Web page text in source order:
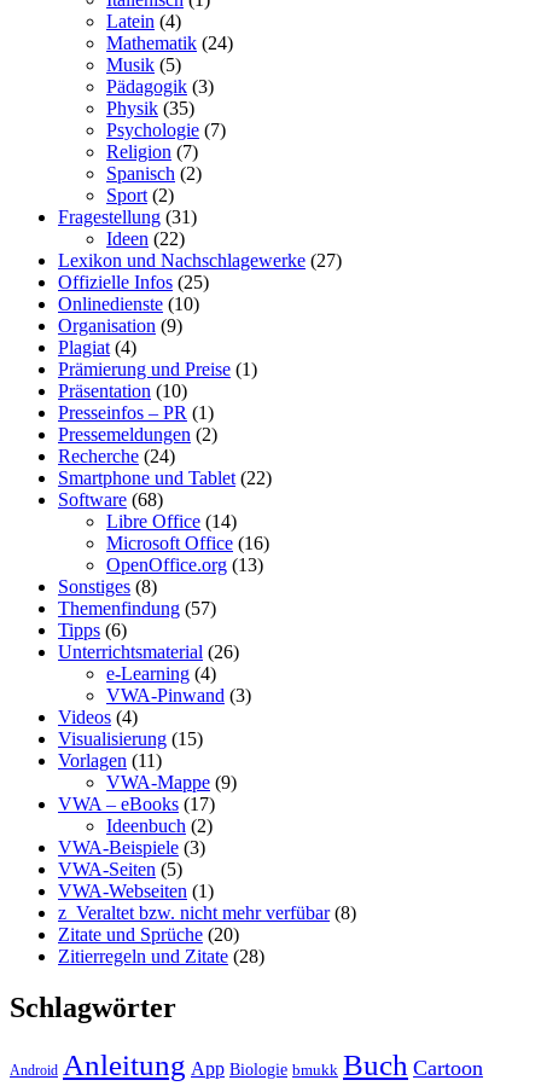
Latein (4)
Mathematik (24)
Musik (5)
Pädagogik (3)
Physik (35)
Psychologie (7)
Religion (7)
Spanisch (2)
Sport(2)
Fragestellung (31)
Ideen (22)
Lexikon und Nachschlagewerke (27)
Offizielle Infos (25)
Onlinedienste (10)
Organisation (9)
Plagiat(4)
Prämierung und Preise (1)
Präsentation (10)
Presseinfos – PR (1)
Pressemeldungen (2)
Recherche (24)
Smartphone und Tablet(22)
Software (68)
Libre Office (14)
Microsoft Office (16)
OpenOffice.org (13)
Sonstiges (8)
Themenfindung (57)
Tipps (6)
Unterrichtsmaterial (26)
e-Learning (4)
VWA-Pinwand (3)
Videos (4)
Visualisierung (15)
Vorlagen (11)
VWA-Mappe (9)
VWA – eBooks (17)
Ideenbuch (2)
VWA-Beispiele (3)
VWA-Seiten (5)
VWA-Webseiten (1)
z_Veraltet bzw. nicht mehr verfübar(8)
Zitate und Sprüche (20)
Zitierregeln und Zitate (28)
Schlagwörter
Android Anleitung App Biologie bmukk Buch Cartoon